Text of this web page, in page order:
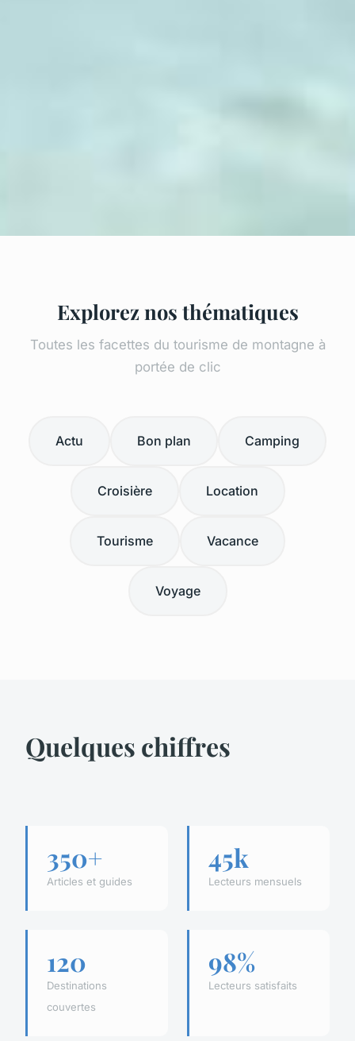
Explorez nos thématiques
Toutes les facettes du tourisme de montagne à
portée de clic
Actu Bon plan Camping
Croisière Location
Tourisme Vacance
Voyage
Quelques chiffres
350+
Articles et guides
45k
Lecteurs mensuels
120
Destinations
couvertes
98%
Lecteurs satisfaits